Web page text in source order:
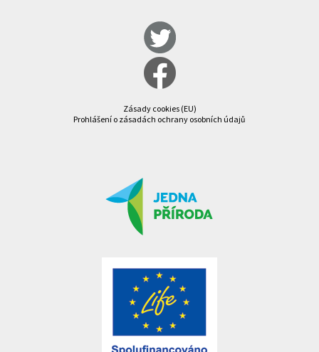
Zásady cookies (EU)
Prohlášení o zásadách ochrany osobních údajů